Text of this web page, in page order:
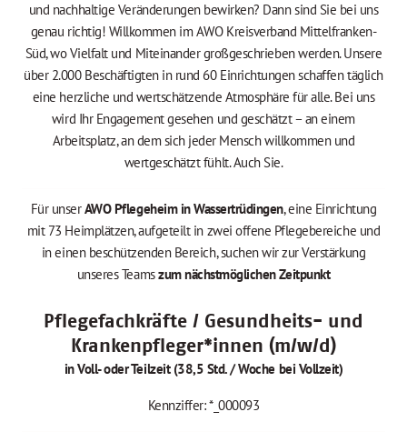
und nachhaltige Veränderungen bewirken? Dann sind Sie bei uns
genau richtig! Willkommen im AWO Kreisverband Mittelfranken-
Süd, wo Vielfalt und Miteinander großgeschrieben werden. Unsere
über 2.000 Beschäftigten in rund 60 Einrichtungen schaffen täglich
eine herzliche und wertschätzende Atmosphäre für alle. Bei uns
wird Ihr Engagement gesehen und geschätzt – an einem
Arbeitsplatz, an dem sich jeder Mensch willkommen und
wertgeschätzt fühlt. Auch Sie.
Für unserAWO Pflegeheim in Wassertrüdingen, eine Einrichtung
mit 73 Heimplätzen, aufgeteilt in zwei offene Pflegebereiche und
in einen beschützenden Bereich, suchen wir zur Verstärkung
unseres Teamszum nächstmöglichen Zeitpunkt
Pflegefachkräfte / Gesundheits- und
Krankenpfleger*innen (m/w/d)
in Voll- oder Teilzeit (38,5 Std. / Woche bei Vollzeit)
Kennziffer: *_000093